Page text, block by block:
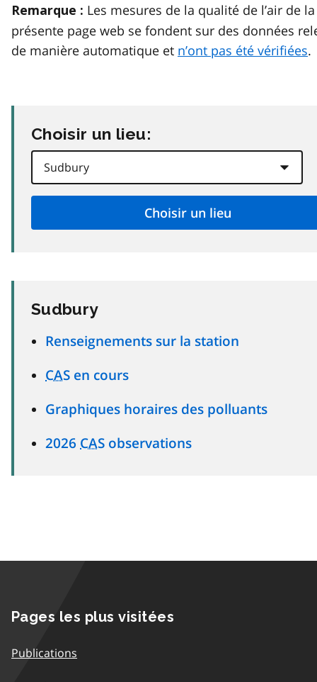
Remarque : Les mesures de la qualité de l’air de la
présente page web se fondent sur des données
de manière automatique et n’ont pas été vérifiées.
Choisir un lieu:
Sudbury
Renseignements sur la station
CAS en cours
Graphiques horaires des polluants
2026 CAS observations
Pages les plus visitées
Publications